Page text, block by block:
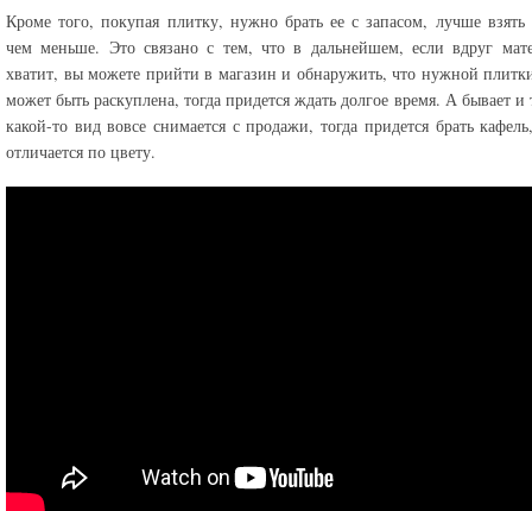
Кроме того, покупая плитку, нужно брать ее с запасом, лучше
чем меньше. Это связано с тем, что в дальнейшем, если вдруг
хватит, вы можете прийти в магазин и обнаружить, что нужной
может быть раскуплена, тогда придется ждать долгое время. А бывает и
какой-то вид вовсе снимается с продажи, тогда придется брать
отличается по цвету.